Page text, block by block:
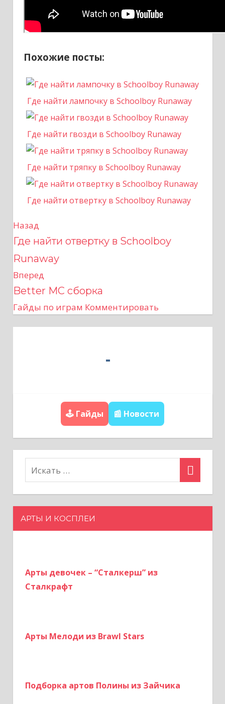
Похожие посты:
Где найти лампочку в Schoolboy Runaway
Где найти гвозди в Schoolboy Runaway
Где найти тряпку в Schoolboy Runaway
Где найти отвертку в Schoolboy Runaway
Н
а
в
и
г
о
а
Назад
Где найти отвертку в Schoolboy
Runaway
Вперед
Better MC сборка
Гайды по играм Комментировать
🕹️ Гайды 📰 Новости
АРТЫ И КОСПЛЕИ
Арты девочек – “Сталкерш” из
Сталкрафт
Арты Мелоди из Brawl Stars
Подборка артов Полины из Зайчика